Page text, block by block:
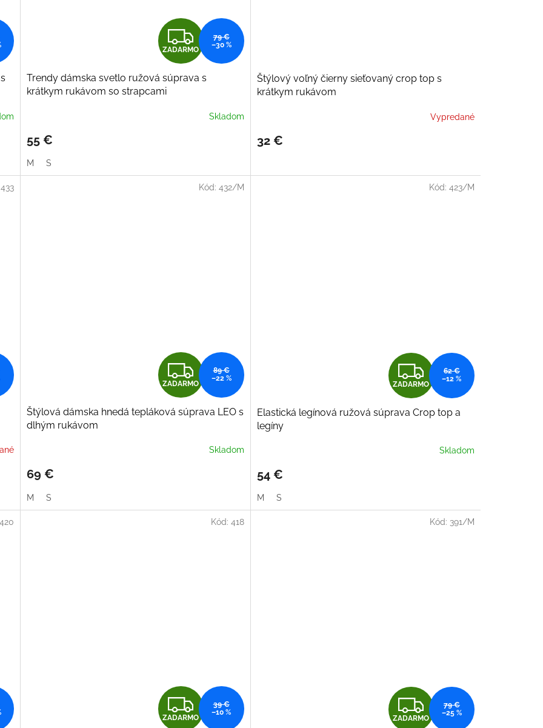
Z
A
D
A
O
ZADARMO
79 €
–30 %
Trendy dámska svetlo ružová súprava s
krátkym rukávom so strapcami
Skladom
55 €
M S
Štýlový voľný čierny sieťovaný crop top s
krátkym rukávom
Vypredané
32 €
433
Z
A
D
A
ZADARMO
89 €
–22 %
Štýlová dámska hnedá tepláková súprava LEO s
dlhým rukávom
Skladom
69 €
M S
Kód: 432/M
Z
A
D
A
O
ZADARMO
62 €
–12 %
Elastická legínová ružová súprava Crop top a
legíny
Skladom
54 €
M S
Kód: 423/M
420
Z
ZADARMO
39 €
–10 %
Kód: 418
Z
ZADARMO
79 €
–25 %
Kód: 391/M